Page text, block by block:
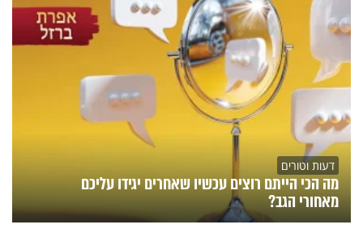
דעות וטורים
מה הכי הייתם רוצים עכשיו שאחרים יגידו עליכם
מאחורי הגב?